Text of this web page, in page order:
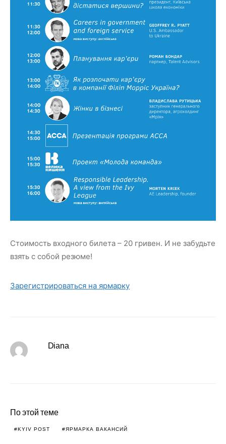
Стоимость входного билета – 20 гривен. И не забудьте
взять с собой резюме!
Зарегистрироваться на ярмарку
Diana
По этой теме
KYIV POST ЯРМАРКА ВАКАНСИЙ